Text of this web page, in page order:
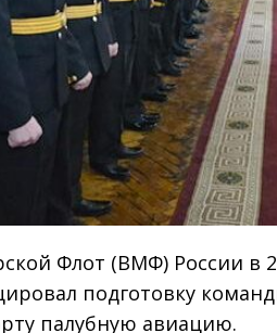
Флот (ВМФ) России в
подготовку
палубную авиацию.